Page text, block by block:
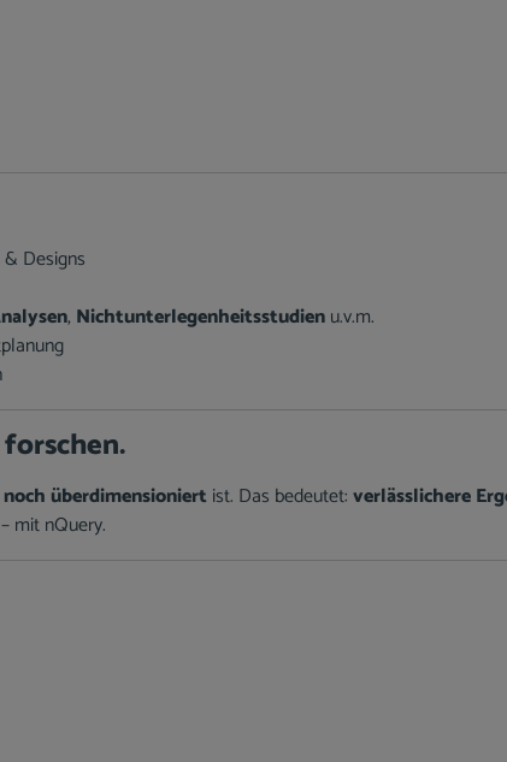
Designs
, Nichtunterlegenheitsstudienu.v.m.
überdimensioniertist. Das bedeutet:verlässlichere
mit nQuery.